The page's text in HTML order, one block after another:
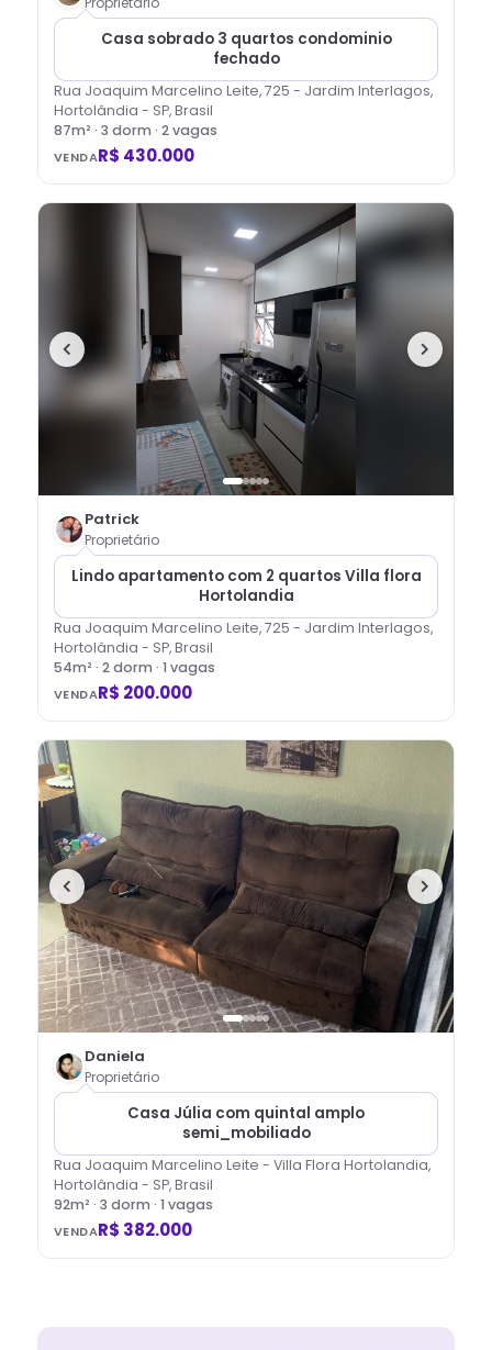
Casa sobrado 3 quartos condominio
fechado
Rua Joaquim Marcelino Leite, 725 - Jardim Interlagos,
Hortolândia - SP, Brasil
87m² · 3 dorm · 2 vagas
VENDAR$ 430.000
Patrick
Proprietário
Lindo apartamento com 2 quartos Villa flora
Hortolandia
Rua Joaquim Marcelino Leite, 725 - Jardim Interlagos,
Hortolândia - SP, Brasil
54m² · 2dorm · 1 vagas
VENDAR$ 200.000
Daniela
Proprietário
Casa Júlia com quintal amplo
semi_mobiliado
Rua Joaquim Marcelino Leite - Villa Flora Hortolandia,
Hortolândia - SP, Brasil
92m² · 3 dorm · 1 vagas
VENDAR$ 382.000